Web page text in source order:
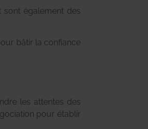
également des
bâtir la confiance
les attentes des
pour établir